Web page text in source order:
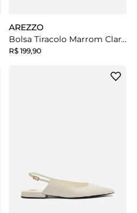
AREZZO
Bolsa Tiracolo Marrom Clara Giorno Pequena Envelope
R$ 199,90